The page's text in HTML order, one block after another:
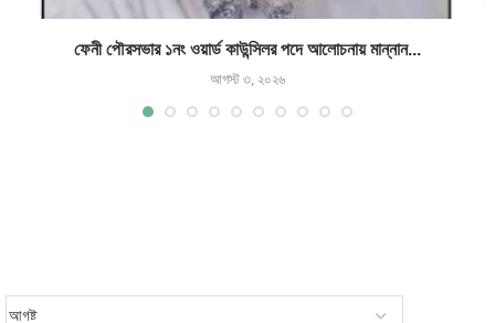
ফেনী পৌরসভার ১নং ওয়ার্ড কাউন্সিলর পদে আলোচনায় মান্নান...
আগস্ট ৩, ২০২৬